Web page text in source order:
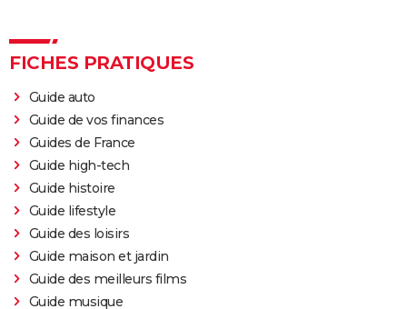
FICHES PRATIQUES
Guide auto
Guide de vos finances
Guides de France
Guide high-tech
Guide histoire
Guide lifestyle
Guide des loisirs
Guide maison et jardin
Guide des meilleurs films
Guide musique